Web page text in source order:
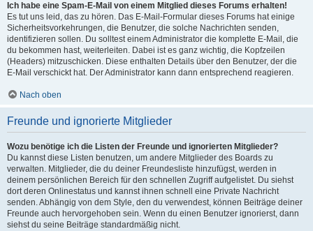
Ich habe eine Spam-E-Mail von einem Mitglied dieses Forums erhalten!
Es tut uns leid, das zu hören. Das E-Mail-Formular dieses Forums hat einige
Sicherheitsvorkehrungen, die Benutzer, die solche Nachrichten senden,
identifizieren sollen. Du solltest einem Administrator die komplette E-Mail, die
du bekommen hast, weiterleiten. Dabei ist es ganz wichtig, die Kopfzeilen
(Headers) mitzuschicken. Diese enthalten Details über den Benutzer, der die
E-Mail verschickt hat. Der Administrator kann dann entsprechend reagieren.
Nach oben
Freunde und ignorierte Mitglieder
Wozu benötige ich die Listen der Freunde und ignorierten Mitglieder?
Du kannst diese Listen benutzen, um andere Mitglieder des Boards zu
verwalten. Mitglieder, die du deiner Freundesliste hinzufügst, werden in
deinem persönlichen Bereich für den schnellen Zugriff aufgelistet. Du siehst
dort deren Onlinestatus und kannst ihnen schnell eine Private Nachricht
senden. Abhängig von dem Style, den du verwendest, können Beiträge deiner
Freunde auch hervorgehoben sein. Wenn du einen Benutzer ignorierst, dann
siehst du seine Beiträge standardmäßig nicht.